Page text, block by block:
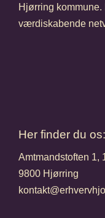
Hjørring
værdiskabende
Her finder du os:
Amtmandstoften 1,
9800 Hjørring